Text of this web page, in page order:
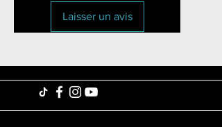
Laisser un avis